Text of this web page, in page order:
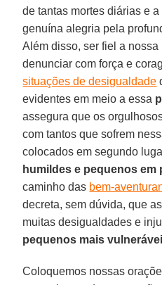
de tantas mortes diárias e
genuína alegria pela
Além disso, ser fiel a nossa
denunciar com força e
situações de desigualdade
evidentes em meio a essa
assegura que os
com tantos que sofrem
colocados em segundo
humildes e pequenos em
caminho das bem-
decreta, sem dúvida, que
muitas desigualdades e
pequenos mais
Coloquemos nossas